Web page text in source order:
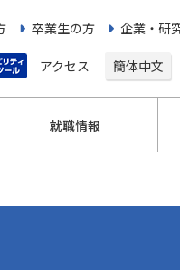
卒業生の方 企業・研
アクセス 簡体中文
就職情報